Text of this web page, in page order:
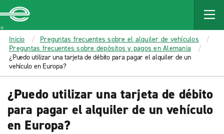
MAIN
CONTENT
Enterprise
Inicio
Preguntas frecuentes sobre el alquiler de vehículos
Preguntas frecuentes sobre depósitos y pagos en Alemania
¿Puedo utilizar una tarjeta de débito para pagar el alquiler de un
vehículo en Europa?
¿Puedo utilizar una tarjeta de débito
para pagar el alquiler de un vehículo
en Europa?